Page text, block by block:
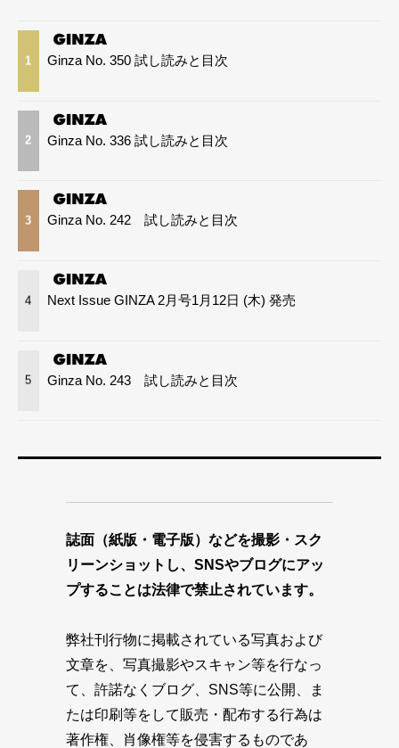
1 Ginza No. 350 試し読みと目次
2 Ginza No. 336 試し読みと目次
3 Ginza No. 242 試し読みと目次
4 Next Issue GINZA 2月号1月12日 (木) 発売
5 Ginza No. 243 試し読みと目次
誌面（紙版・電子版）などを撮影・スク
リーンショットし、SNSやブログにアッ
プすることは法律で禁止されています。
弊社刊行物に掲載されている写真および
文章を、写真撮影やスキャン等を行なっ
て、許諾なくブログ、SNS等に公開、ま
たは印刷等をして販売・配布する行為は
著作権、肖像権等を侵害するものであ